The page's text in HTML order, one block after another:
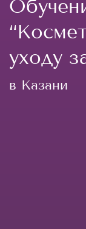
уходу
в Казани